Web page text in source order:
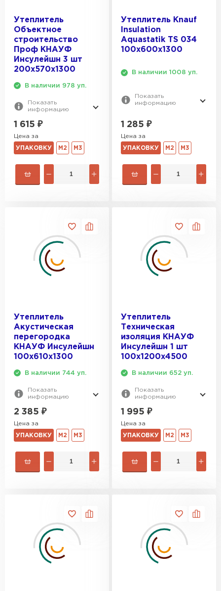
Утеплитель
Объектное
строительство
Проф КНАУФ
Инсулейшн 3 шт
200х570х1300
В наличии 978 уп.
Показать
информацию
1 615 ₽
Цена за
УПАКОВКУ М2 М3
Утеплитель Knauf
Insulation
Aquastatik TS 034
100х600х1300
В наличии 1008 уп.
Показать
информацию
1 285 ₽
Цена за
УПАКОВКУ М2 М3
Утеплитель
Акустическая
перегородка
КНАУФ Инсулейшн
100х610х1300
В наличии 744 уп.
Показать
информацию
2 385 ₽
Цена за
УПАКОВКУ М2 М3
Утеплитель
Техническая
изоляция КНАУФ
Инсулейшн 1 шт
100х1200х4500
В наличии 652 уп.
Показать
информацию
1 995 ₽
Цена за
УПАКОВКУ М2 М3